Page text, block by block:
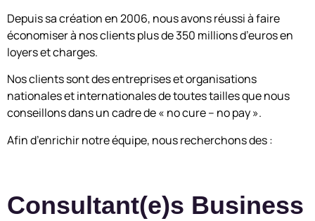
Depuis sa création en 2006, nous avons réussi à faire
économiser à nos clients plus de 350 millions d’euros en
loyers et charges.
Nos clients sont des entreprises et organisations
nationales et internationales de toutes tailles que nous
conseillons dans un cadre de « no cure – no pay ».
Afin d’enrichir notre équipe, nous recherchons des :
Consultant(e)s Business